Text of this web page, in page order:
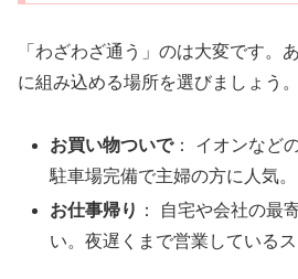
「わざわざ通う」のは大変です。
に組み込める場所を選びましょう。
お買い物ついで： イオンなど
駐車場完備で主婦の方に人気。
お仕事帰り ： 自宅や会社の最
い。夜遅くまで営業している